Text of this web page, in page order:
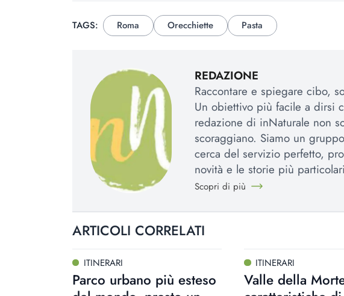
TAGS: Roma Orecchiette Pasta
REDAZIONE
Raccontare e spiegare cibo,
Un obiettivo più facile a dirsi
redazione di inNaturale non
scoraggiano. Siamo un
cerca del servizio perfetto,
novità e le storie più
Scopri di più
ARTICOLI CORRELATI
ITINERARI
Parco urbano più esteso
ITINERARI
Valle della